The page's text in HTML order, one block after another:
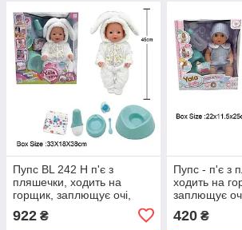
Пупс BL 242 H п'є з
пляшечки, ходить на
горщик, заплющує очі,
аксесуари, висота 45 см
922 ₴
Пупс - п'є з
ходить на
заплющує
висота 25
420₴